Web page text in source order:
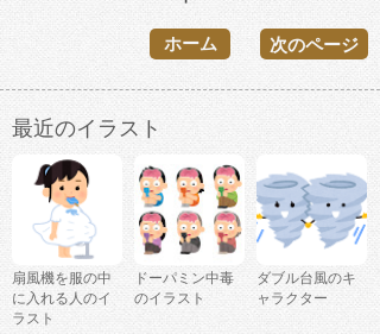
次のページ
ホーム
最近のイラスト
扇風機を服の中
に入れる人のイ
ラスト
ドーパミン中毒
のイラスト
ダブル台風のキ
ャラクター